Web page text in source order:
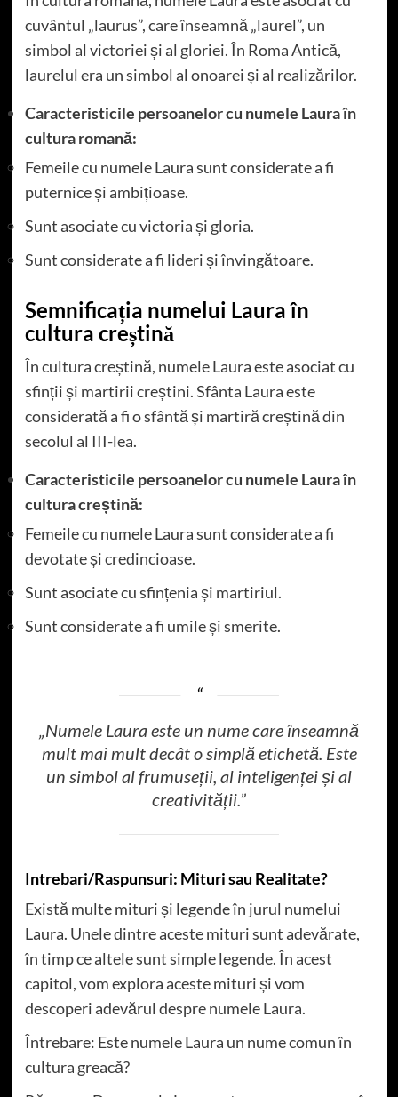
cuvântul „laurus”, care înseamnă „laurel”, un
simbol al victoriei și al gloriei. În Roma Antică,
laurelul era un simbol al onoarei și al realizărilor.
Caracteristicile persoanelor cu numele Laura în
cultura romană:
Femeile cu numele Laura sunt considerate a fi
puternice și ambițioase.
Sunt asociate cu victoria și gloria.
Sunt considerate a fi lideri și învingătoare.
Semnificația numelui Laura în
cultura creștină
În cultura creștină, numele Laura este asociat cu
sfinții și martirii creștini. Sfânta Laura este
considerată a fi o sfântă și martiră creștină din
secolul al III-lea.
Caracteristicile persoanelor cu numele Laura în
cultura creștină:
Femeile cu numele Laura sunt considerate a fi
devotate și credincioase.
Sunt asociate cu sfințenia și martiriul.
Sunt considerate a fi umile și smerite.
„Numele Laura este un nume care înseamnă
mult mai mult decât o simplă etichetă. Este
un simbol al frumuseții, al inteligenței și al
creativității.”
Intrebari/Raspunsuri: Mituri sau Realitate?
Există multe mituri și legende în jurul numelui
Laura. Unele dintre aceste mituri sunt adevărate,
în timp ce altele sunt simple legende. În acest
capitol, vom explora aceste mituri și vom
descoperi adevărul despre numele Laura.
Întrebare: Este numele Laura un nume comun în
cultura greacă?